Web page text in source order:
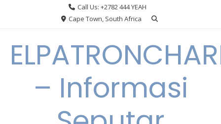
Call Us: +2782 444 YEAH
Cape Town, South Africa
– Informasi